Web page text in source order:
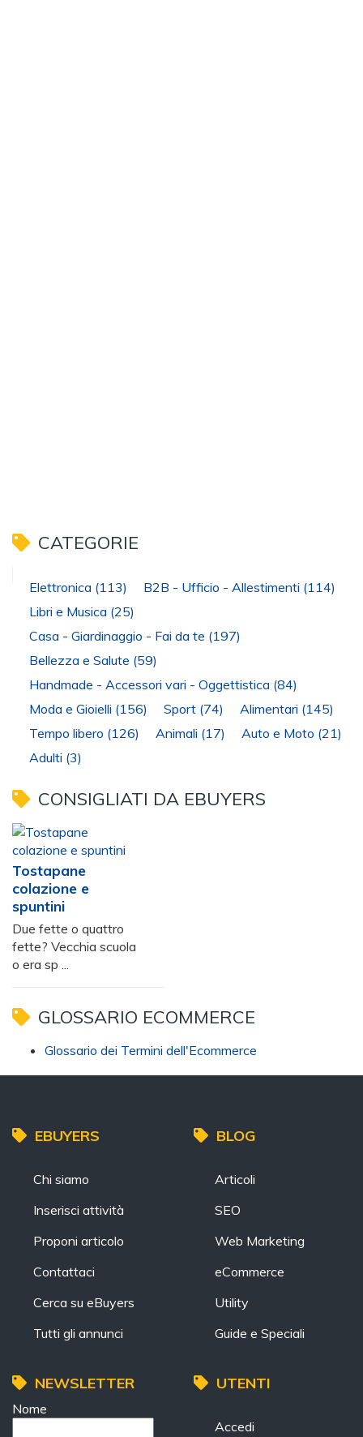
CATEGORIE
Elettronica (113) B2B - Ufficio - Allestimenti (114)
Libri e Musica (25)
Casa - Giardinaggio - Fai da te (197)
Bellezza e Salute (59)
Handmade - Accessori vari - Oggettistica (84)
Moda e Gioielli (156) Sport (74) Alimentari (145)
Tempo libero (126) Animali (17) Auto e Moto (21)
Adulti (3)
CONSIGLIATI DA EBUYERS
Tostapane
colazione e
spuntini
Due fette o quattro
fette? Vecchia scuola
o era sp ...
GLOSSARIO ECOMMERCE
Glossario dei Termini dell'Ecommerce
EBUYERS
Chi siamo
Inserisci attività
Proponi articolo
Contattaci
Cerca su eBuyers
Tutti gli annunci
BLOG
Articoli
SEO
Web Marketing
eCommerce
Utility
Guide e Speciali
NEWSLETTER
Nome
UTENTI
Accedi